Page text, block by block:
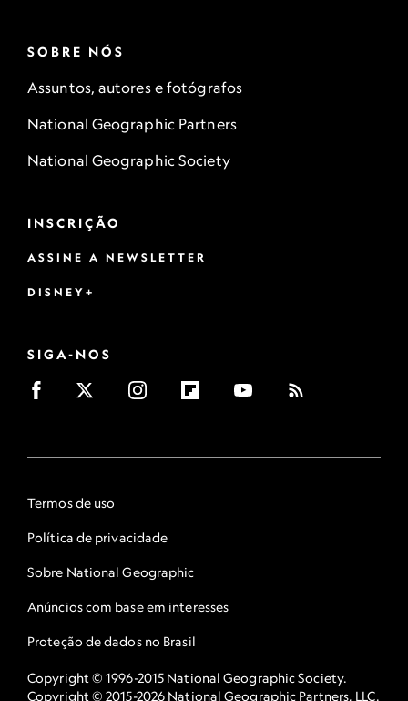
SOBRE NÓS
Assuntos, autores e fotógrafos
National Geographic Partners
National Geographic Society
INSCRIÇÃO
ASSINE A NEWSLETTER
DISNEY+
SIGA-NOS
Termos de uso
Política de privacidade
Sobre National Geographic
Anúncios com base em interesses
Proteção de dados no Brasil
Copyright © 1996-2015 National Geographic Society.
Copyright © 2015-2026 National Geographic Partners, LLC.